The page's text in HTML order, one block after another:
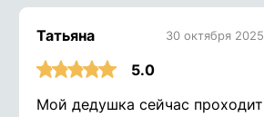
Татьяна 30 октября 2025
5.0
Мой дедушка сейчас проходит